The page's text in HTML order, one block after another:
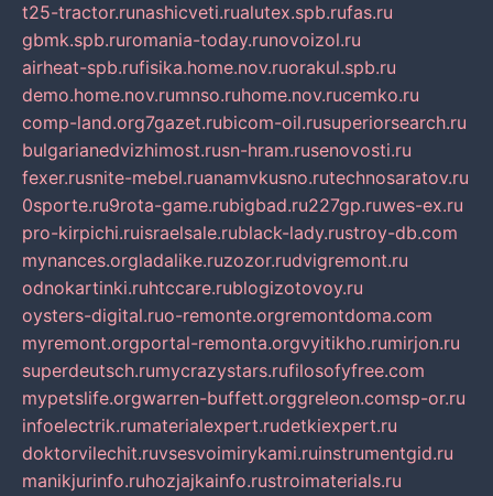
t25-tractor.runashicveti.rualutex.spb.rufas.ru
gbmk.spb.ruromania-today.runovoizol.ru
airheat-spb.rufisika.home.nov.ruorakul.spb.ru
demo.home.nov.rumnso.ruhome.nov.rucemko.ru
comp-land.org7gazet.rubicom-oil.rusuperiorsearch.ru
bulgarianedvizhimost.rusn-hram.rusenovosti.ru
fexer.rusnite-mebel.ruanamvkusno.rutechnosaratov.ru
0sporte.ru9rota-game.rubigbad.ru227gp.ruwes-ex.ru
pro-kirpichi.ruisraelsale.rublack-lady.rustroy-db.com
mynances.orgladalike.ruzozor.rudvigremont.ru
odnokartinki.ruhtccare.rublogizotovoy.ru
oysters-digital.ruo-remonte.orgremontdoma.com
myremont.orgportal-remonta.orgvyitikho.rumirjon.ru
superdeutsch.rumycrazystars.rufilosofyfree.com
mypetslife.orgwarren-buffett.orggreleon.comsp-or.ru
infoelectrik.rumaterialexpert.rudetkiexpert.ru
doktorvilechit.ruvsesvoimirykami.ruinstrumentgid.ru
manikjurinfo.ruhozjajkainfo.rustroimaterials.ru